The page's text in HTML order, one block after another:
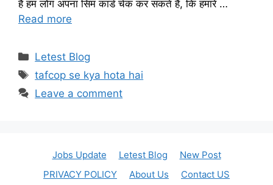
है हम लोग अपना सिम कार्ड चेक कर सकते हैं, कि हमारे …
Read more
Categories
Letest Blog
Tags
tafcop se kya hota hai
Leave a comment
Jobs Update Letest Blog
New Post
PRIVACY POLICY
About Us Contact US